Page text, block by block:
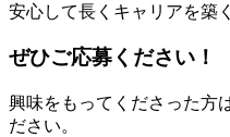
安心して長くキャリアを築
ぜひご応募ください！
興味をもってくださった方
ださい。